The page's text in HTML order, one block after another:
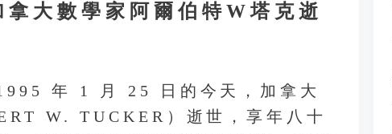
大數學家阿爾伯特W塔克逝
年 1 月 25 日的今天，加拿大
W. TUCKER）逝世，享年八十